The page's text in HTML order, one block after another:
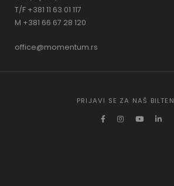
T/F +381 11 63 01 117
M +381 66 67 28 120
office@momentum.rs
PRIJAVI SE ZA NAŠ BILTEN